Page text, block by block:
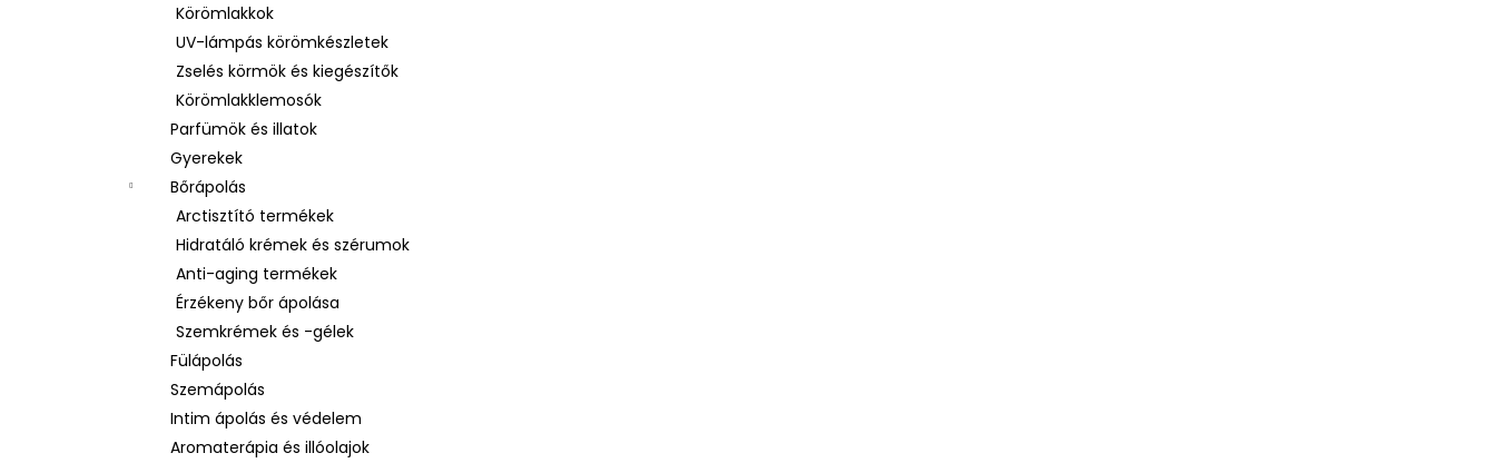
Körömlakkok
UV-lámpás körömkészletek
Zselés körmök és kiegészítők
Körömlakklemosók
Parfümök és illatok
Gyerekek
Bőrápolás
Arctisztító termékek
Hidratáló krémek és szérumok
Anti-aging termékek
Érzékeny bőr ápolása
Szemkrémek és -gélek
Fülápolás
Szemápolás
Intim ápolás és védelem
Aromaterápia és illóolajok